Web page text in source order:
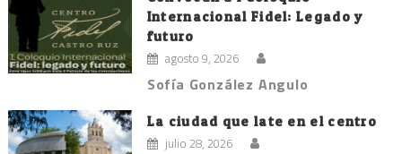
Internacional Fidel: Legado y
futuro
agosto 9, 2026
Sofía González Angulo
La ciudad que late en el centro
julio 28, 2026